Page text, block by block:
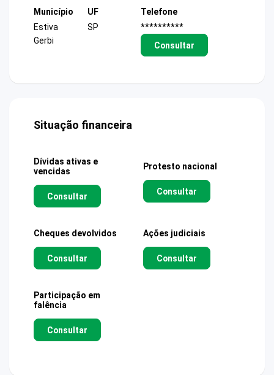
Município
Estiva
Gerbi
UF
SP
Telefone
**********
Consultar
Situação financeira
Dívidas ativas e
vencidas
Consultar
Protesto nacional
Consultar
Cheques devolvidos
Consultar
Ações judiciais
Consultar
Participação em
falência
Consultar